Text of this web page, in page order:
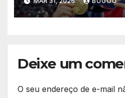
Deixe um
O seu endereço de e-mail